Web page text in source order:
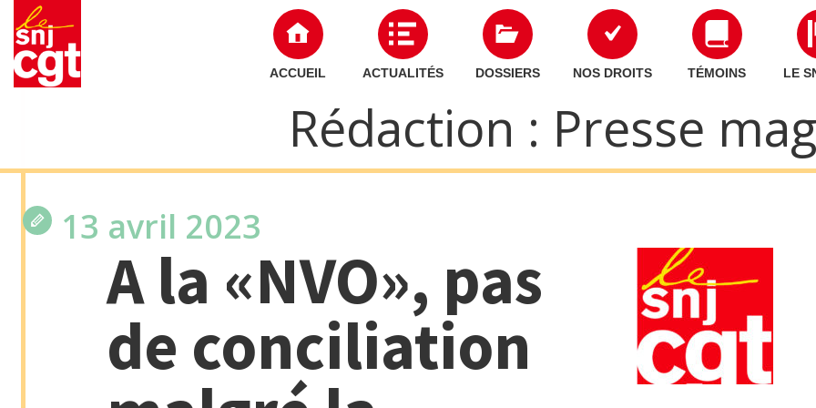
ACCUEIL ACTUALITÉS DOSSIERS NOS DROITS TÉMOINS LE
Rédaction : Presse
13 avril 2023
A la «NVO», pas
de conciliation